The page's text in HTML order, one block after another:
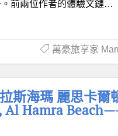
。前兩位作者的體驗文鏈…
萬豪旅享家
斯海瑪 麗思卡
Hamra